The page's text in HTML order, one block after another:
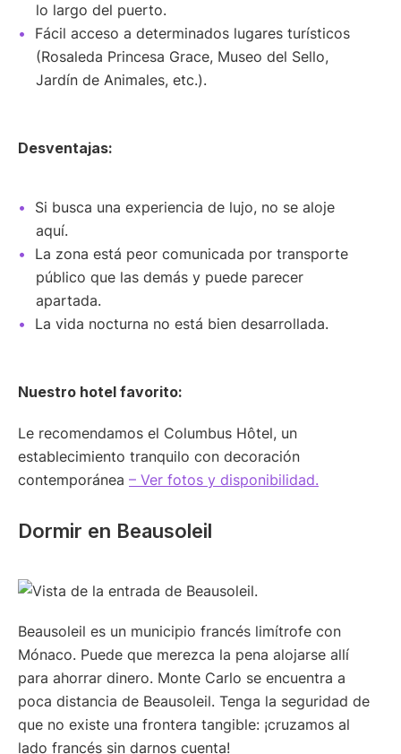
lo largo del puerto.
Fácil acceso a determinados lugares turísticos
(Rosaleda Princesa Grace, Museo del Sello,
Jardín de Animales, etc.).
Desventajas:
Si busca una experiencia de lujo, no se aloje
aquí.
La zona está peor comunicada por transporte
público que las demás y puede parecer
apartada.
La vida nocturna no está bien desarrollada.
Nuestro hotel favorito:
Le recomendamos el Columbus Hôtel, un
establecimiento tranquilo con decoración
contemporánea – Ver fotos y disponibilidad.
Dormir en Beausoleil
Beausoleil es un municipio francés limítrofe con
Mónaco. Puede que merezca la pena alojarse allí
para ahorrar dinero. Monte Carlo se encuentra a
poca distancia de Beausoleil. Tenga la seguridad de
que no existe una frontera tangible: ¡cruzamos al
lado francés sin darnos cuenta!